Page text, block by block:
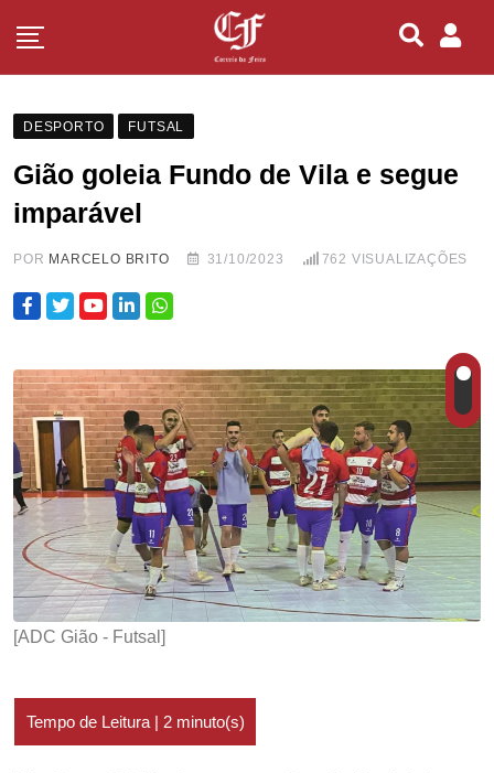
DESPORTO FUTSAL
Gião goleia Fundo de Vila e segue
imparável
POR MARCELO BRITO 31/10/2023 762 VISUALIZAÇÕES
[ADC Gião - Futsal]